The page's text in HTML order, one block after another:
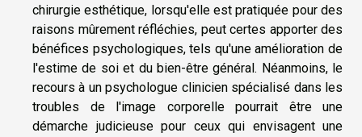
chirurgie esthétique, lorsqu'elle est pratiquée pour des
raisons mûrement réfléchies, peut certes apporter des
bénéfices psychologiques, tels qu'une amélioration de
l'estime de soi et du bien-être général. Néanmoins, le
recours à un psychologue clinicien spécialisé dans les
troubles de l'image corporelle pourrait être une
démarche judicieuse pour ceux qui envisagent une